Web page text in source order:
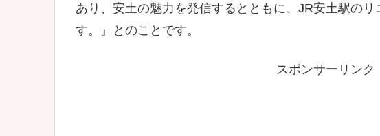
あり、安土の魅力を発信するとともに、JR安土駅の
す。』とのことです。
スポンサーリンク